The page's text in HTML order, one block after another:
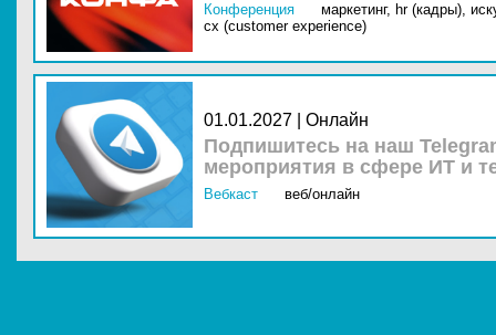
Конференция маркетинг, hr (кадры),
cx (customer experience)
01.01.2027 | Онлайн
Подпишитесь на наш
мероприятия в сфере ИТ и
Вебкаст веб/онлайн